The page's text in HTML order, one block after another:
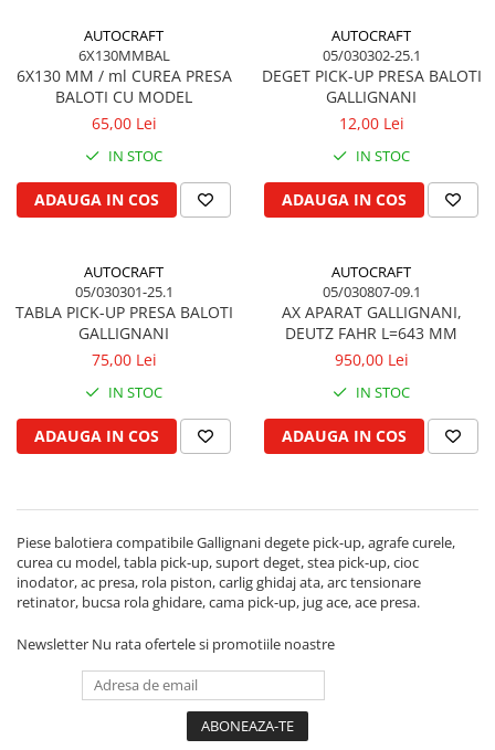
Reductor transmisie
Bolt reductor transmisie
Pinion reductor transmisie
Rulment reductor transmisie
Simering, garnitura reductor
Priza de putere
Simering priza de putere
Rulment priza de putere
AUTOCRAFT
6X130MMBAL
6X130 MM / ml CUREA PRESA
BALOTI CU MODEL
65,00 Lei
IN STOC
ADAUGA IN COS
AUTOCRAFT
05/030302-25.1
DEGET PICK-UP PRESA BALOTI
GALLIGNANI
12,00 Lei
IN STOC
ADAUGA IN COS
AUTOCRAFT
05/030301-25.1
TABLA PICK-UP PRESA BALOTI
GALLIGNANI
75,00 Lei
IN STOC
ADAUGA IN COS
AUTOCRAFT
05/030807-09.1
AX APARAT GALLIGNANI,
DEUTZ FAHR L=643 MM
950,00 Lei
IN STOC
ADAUGA IN COS
Piese balotiera compatibile Gallignani degete pick-up, agrafe curele,
curea cu model, tabla pick-up, suport deget, stea pick-up, cioc
inodator, ac presa, rola piston, carlig ghidaj ata, arc tensionare
retinator, bucsa rola ghidare, cama pick-up, jug ace, ace presa.
Newsletter Nu rata ofertele si promotiile noastre